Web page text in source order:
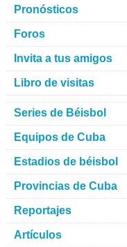
Pronósticos
Foros
Invita a tus amigos
Libro de visitas
Series de Béisbol
Equipos de Cuba
Estadios de béisbol
Provincias de Cuba
Reportajes
Artículos